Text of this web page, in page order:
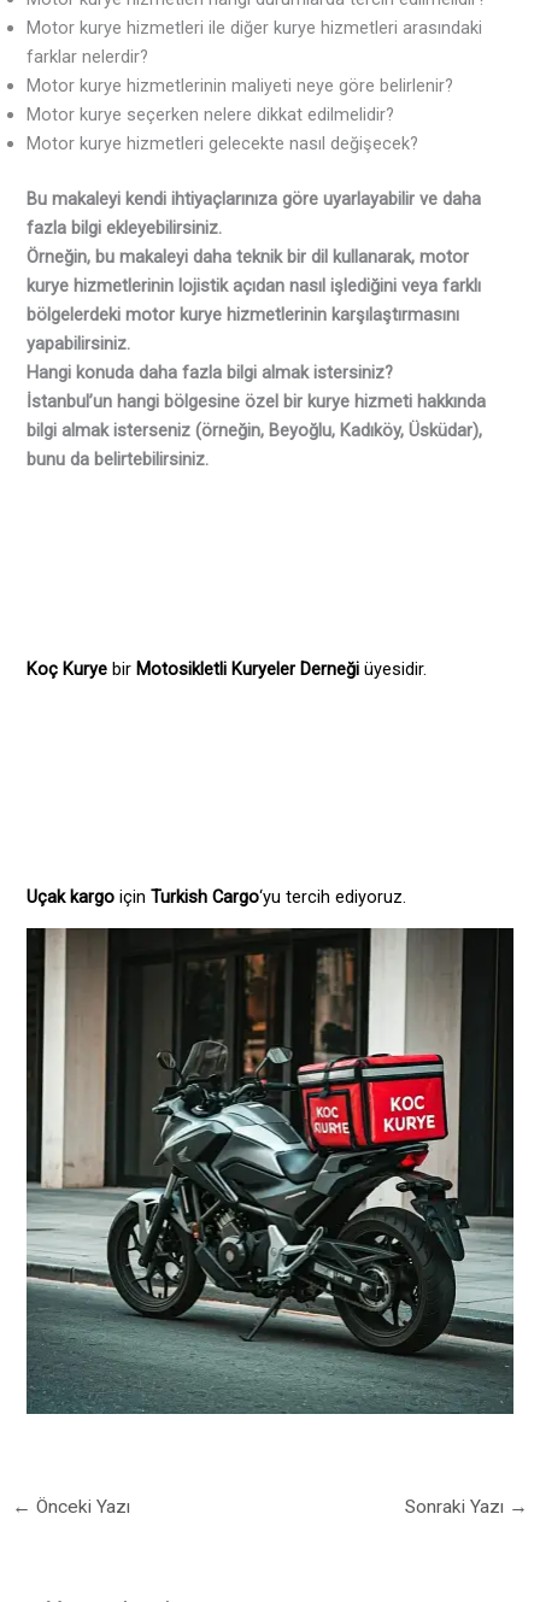
Motor kurye hizmetleri ile diğer kurye hizmetleri arasındaki
farklar nelerdir?
Motor kurye hizmetlerinin maliyeti neye göre belirlenir?
Motor kurye seçerken nelere dikkat edilmelidir?
Motor kurye hizmetleri gelecekte nasıl değişecek?
Bu makaleyi kendi ihtiyaçlarınıza göre uyarlayabilir ve daha
fazla bilgi ekleyebilirsiniz.
Örneğin, bu makaleyi daha teknik bir dil kullanarak, motor
kurye hizmetlerinin lojistik açıdan nasıl işlediğini veya farklı
bölgelerdeki motor kurye hizmetlerinin karşılaştırmasını
yapabilirsiniz.
Hangi konuda daha fazla bilgi almak istersiniz?
İstanbul’un hangi bölgesine özel bir kurye hizmeti hakkında
bilgi almak isterseniz (örneğin, Beyoğlu, Kadıköy, Üsküdar),
bunu da belirtebilirsiniz.
Koç Kurye birMotosikletli Kuryeler Derneği üyesidir.
Uçak kargo içinTurkish Cargo‘yu tercih ediyoruz.
← Önceki Yazı Sonraki Yazı →